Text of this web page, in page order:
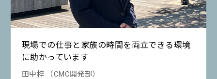
現場での仕事と家族の時間を両立できる環境
に助かっています
田中梓 （CMC開発部）